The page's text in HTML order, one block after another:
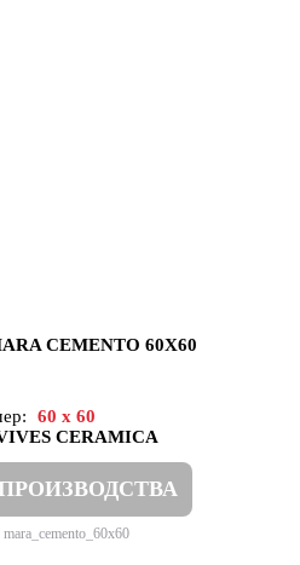
CEMENTO 60X60
60 x 60
CERAMICA